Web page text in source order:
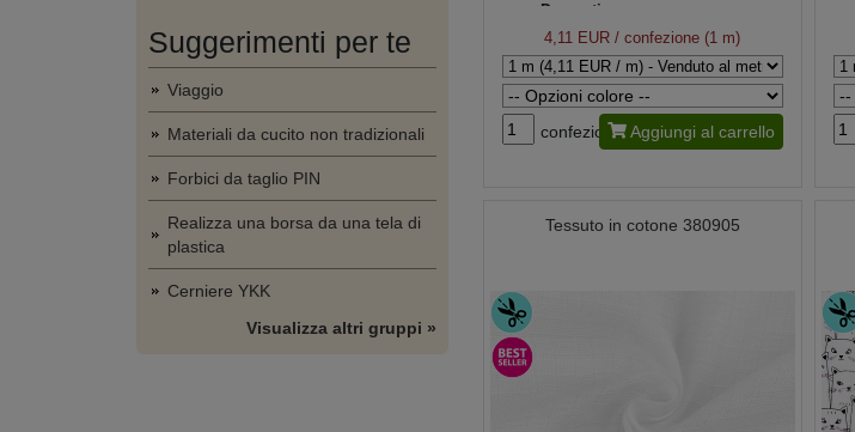
Suggerimenti per te
Viaggio
Materiali da cucito non tradizionali
Forbici da taglio PIN
Realizza una borsa da una tela di
plastica
Cerniere YKK
Visualizza altri gruppi »
Decorativo
4,11 EUR / confezione (1 m)
confezione Aggiungi al carrello
Tessuto in cotone 380905